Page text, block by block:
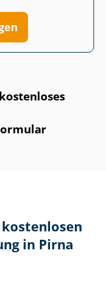
in Pirna